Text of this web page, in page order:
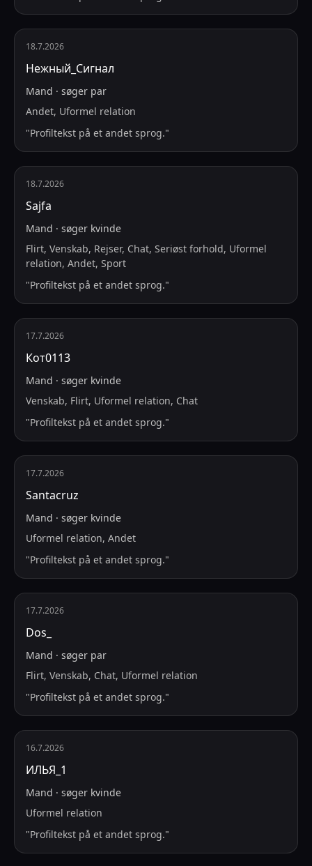
18.7.2026
Нежный_Сигнал
Mand · søger par
Andet, Uformel relation
"Profiltekst på et andet sprog."
18.7.2026
Sajfa
Mand · søger kvinde
Flirt, Venskab, Rejser, Chat, Seriøst forhold, Uformel
relation, Andet, Sport
"Profiltekst på et andet sprog."
17.7.2026
Кот0113
Mand · søger kvinde
Venskab, Flirt, Uformel relation, Chat
"Profiltekst på et andet sprog."
17.7.2026
Santacruz
Mand · søger kvinde
Uformel relation, Andet
"Profiltekst på et andet sprog."
17.7.2026
Dos_
Mand · søger par
Flirt, Venskab, Chat, Uformel relation
"Profiltekst på et andet sprog."
16.7.2026
ИЛЬЯ_1
Mand · søger kvinde
Uformel relation
"Profiltekst på et andet sprog."